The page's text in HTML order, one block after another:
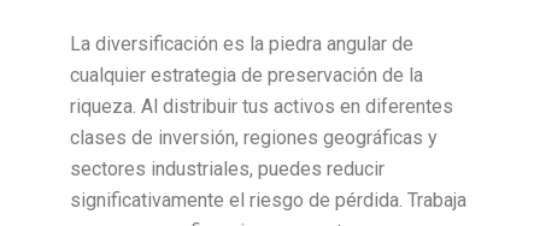
La diversificación es la piedra angular de
cualquier estrategia de preservación de la
riqueza. Al distribuir tus activos en diferentes
clases de inversión, regiones geográficas y
sectores industriales, puedes reducir
significativamente el riesgo de pérdida. Trabaja